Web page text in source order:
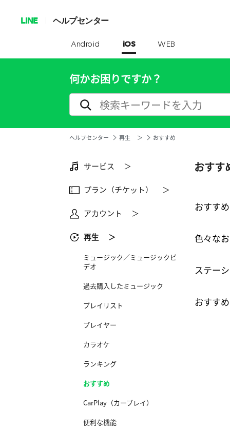
LINE ヘルプセンター
Android iOS WEB
何かお困りですか？
ヘルプセンター 再生 ＞ おすすめ
サービス ＞
プラン（チケット） ＞
アカウント ＞
再生 ＞
ミュージック／ミュージックビ
デオ
過去購入したミュージック
プレイリスト
プレイヤー​
カラオケ​
ランキング
おすすめ
CarPlay（カープレイ）
便利な機能
おすす
おすす
色々な
ステー
おすす